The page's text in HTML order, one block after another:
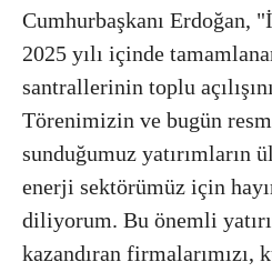
Cumhurbaşkanı Erdoğan,
2025 yılı içinde
santrallerinin toplu
Törenimizin ve bugün
sunduğumuz
enerji sektörümüz için
diliyorum. Bu önemli
kazandıran firmalarımızı,